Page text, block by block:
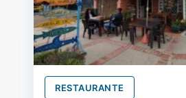
RESTAURANTE